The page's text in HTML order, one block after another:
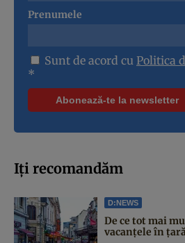
Prenumele
Sunt de acord cu Politica
*
Iți recomandăm
D:NEWS
De ce tot mai
vacanțele în